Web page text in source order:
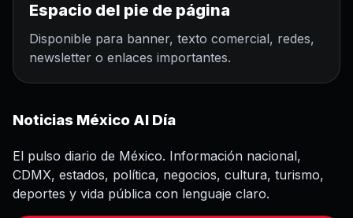
Espacio del pie de página
Disponible para banner, texto comercial, redes,
newsletter o enlaces importantes.
Noticias México Al Día
El pulso diario de México. Información nacional,
CDMX, estados, política, negocios, cultura, turismo,
deportes y vida pública con lenguaje claro.